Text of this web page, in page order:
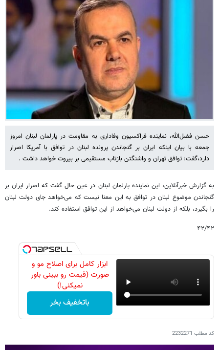
حسن فضل‌الله، نماینده فراکسیون وفاداری به مقاومت در پارلمان لبنان امروز
جمعه با بیان اینکه ایران بر گنجاندن پرونده لبنان در توافق با آمریکا اصرار
دارد،گفت: توافق تهران و واشنگتن بازتاب مستقیمی بر بیروت خواهد داشت .
به گزارش خبرآنلاین، این نماینده پارلمان لبنان در عین حال گفت که اصرار ایران بر
گنجاندن موضوع لبنان در توافق به این معنا نیست که می‌خواهد جای دولت لبنان
را بگیرد، بلکه از دولت لبنان می‌خواهد از این توافق استفاده کند.
۴۲/۴۲
ابزار کامل برای اصلاح مو و
صورت (قیمت رو ببینی باور
نمیکنی!)
باتخفیف بخر
کد مطلب 2232271